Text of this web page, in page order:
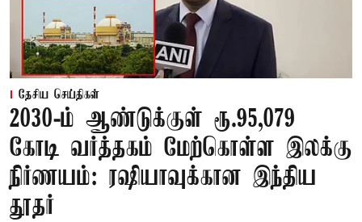
தேசிய செய்திகள்
2030-ம் ஆண்டுக்குள் ரூ.95,079
கோடி வர்த்தகம் மேற்கொள்ள இலக்கு
நிர்ணயம்: ரஷியாவுக்கான இந்திய
தூதர்